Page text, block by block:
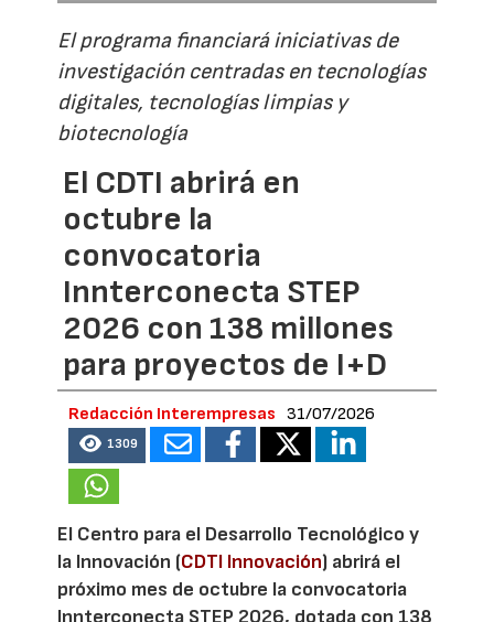
El programa financiará iniciativas de
investigación centradas en tecnologías
digitales, tecnologías limpias y
biotecnología
El CDTI abrirá en
octubre la
convocatoria
Innterconecta STEP
2026 con 138 millones
para proyectos de I+D
Redacción Interempresas 31/07/2026
1309
El Centro para el Desarrollo Tecnológico y
la Innovación (CDTI Innovación) abrirá el
próximo mes de octubre la convocatoria
Innterconecta STEP 2026, dotada con 138